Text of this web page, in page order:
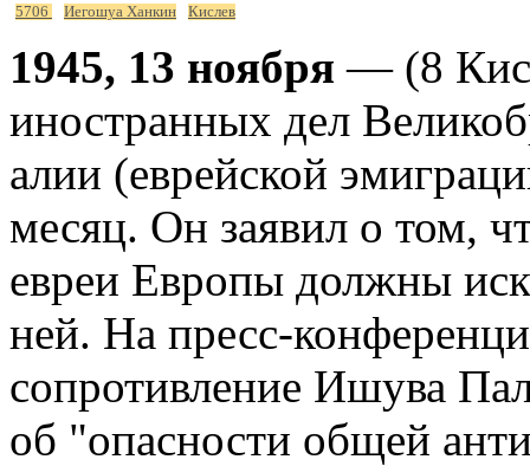
5706 Иегошуа Ханкин Кислев
1945, 13 ноября — (8
иностранных дел
алии (еврейской
месяц. Он заявил о том,
евреи Европы должны
ней. На пресс-
сопротивление Ишува
об "опасности общей